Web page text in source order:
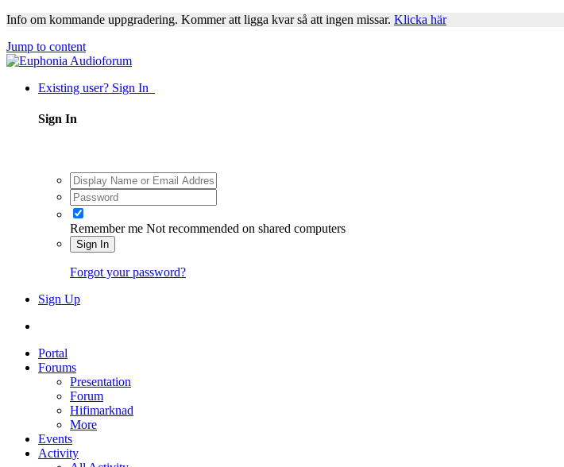
Info om kommande uppgradering. Kommer att ligga kvar så att ingen missar. Klicka här
Jump to content
Existing user? Sign In
Sign In
Remember me Not recommended on shared computers
Sign In
Forgot your password?
Sign Up
Portal
Forums
Presentation
Forum
Hifimarknad
More
Events
Activity